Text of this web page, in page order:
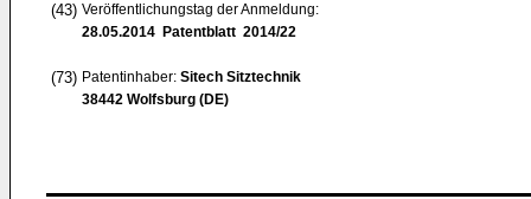
(43) Veröffentlichungstag der Anmeldung:
28.05.2014 Patentblatt 2014/22
(73) Patentinhaber: Sitech Sitztechnik
38442 Wolfsburg (DE)